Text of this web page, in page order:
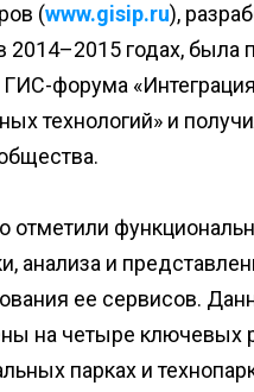
(www.gisip.ru),
годах, была
форума
технологий» и
отметили
анализа и
ее сервисов.
на четыре ключевых
парках и